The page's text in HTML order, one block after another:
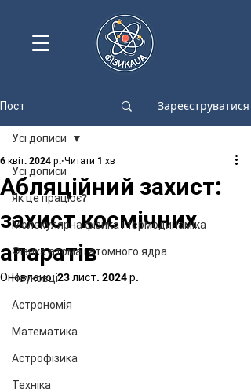
Пост Зареєструватися
Усі дописи
Як це працює?
Молекулярна фізика і термодинаміка
Фізика атома і атомного ядра
Науковці
Астрономія
Математика
Астрофізика
Техніка
Усі дописи
Абляційний захист:
захист космічних
апаратів
6 квіт. 2024 р. Читати 1 хв
Оновлено:23 лист. 2024 р.